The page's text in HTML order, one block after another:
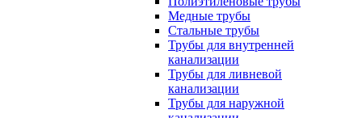
Медные трубы
Стальные трубы
Трубы для внутренней
канализации
Трубы для ливневой
канализации
Трубы для наружной